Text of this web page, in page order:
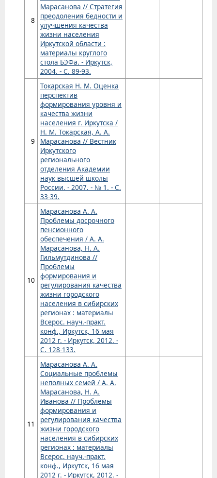
8
Марасанова // Стратегия
преодоления бедности и
улучшения качества
жизни населения
Иркутской области :
материалы круглого
стола БЭФа. - Иркутск,
2004. - С. 89-93.
9
Токарская Н. М. Оценка
перспектив
формирования уровня и
качества жизни
населения г. Иркутска /
Н. М. Токарская, А. А.
Марасанова // Вестник
Иркутского
регионального
отделения Академии
наук высшей школы
России. - 2007. - № 1. - С.
33-39.
10
Марасанова А. А.
Проблемы досрочного
пенсионного
обеспечения / А. А.
Марасанова, Н. А.
Гильмутдинова //
Проблемы
формирования и
регулирования качества
жизни городского
населения в сибирских
регионах : материалы
Всерос. науч.-практ.
конф., Иркутск, 16 мая
2012 г. - Иркутск, 2012. -
С. 128-133.
11
Марасанова А. А.
Социальные проблемы
неполных семей / А. А.
Марасанова, Н. А.
Иванова // Проблемы
формирования и
регулирования качества
жизни городского
населения в сибирских
регионах : материалы
Всерос. науч.-практ.
конф., Иркутск, 16 мая
2012 г. - Иркутск, 2012. -